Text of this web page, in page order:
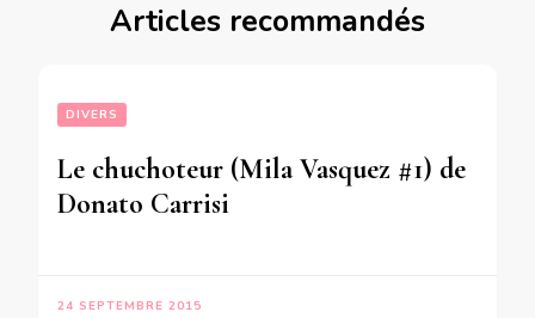
Articles recommandés
DIVERS
Le chuchoteur (Mila Vasquez #1) de
Donato Carrisi
24 SEPTEMBRE 2015